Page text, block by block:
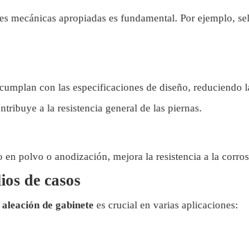
mecánicas apropiadas es fundamental. Por ejemplo,
con las especificaciones de diseño,
a la resistencia general de las piernas.
polvo o anodización, mejora la resistencia a la
de casos
de gabinete es crucial en varias aplicaciones: